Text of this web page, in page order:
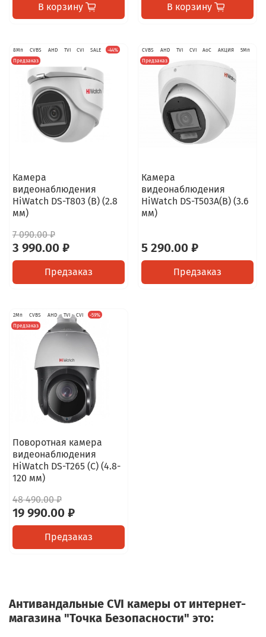
В корзину В корзину
8Мп CVBS AHD TVI CVI SALE
-44%
Предзаказ
Камера
видеонаблюдения
HiWatch DS-T803 (B) (2.8
мм)
7 090.00 ₽
3 990.00 ₽
Предзаказ
CVBS AHD TVI CVI AoC АКЦИЯ
5Мп
Предзаказ
Камера
видеонаблюдения
HiWatch DS-T503A(B) (3.6
мм)
5 290.00 ₽
Предзаказ
2Мп CVBS AHD TVI CVI
-59%
Предзаказ
Поворотная камера
видеонаблюдения
HiWatch DS-T265 (C) (4.8-
120 мм)
48 490.00 ₽
19 990.00 ₽
Предзаказ
Антивандальные CVI камеры от интернет-
магазина "Точка Безопасности" это: